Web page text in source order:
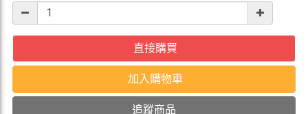
直接購買
加入購物車
追蹤商品